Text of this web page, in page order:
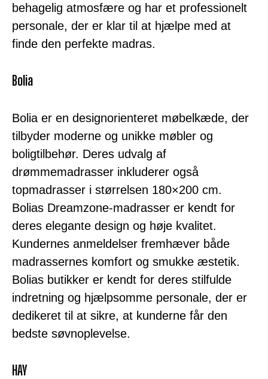
behagelig atmosfære og har et professionelt
personale, der er klar til at hjælpe med at
finde den perfekte madras.
Bolia
Bolia er en designorienteret møbelkæde, der
tilbyder moderne og unikke møbler og
boligtilbehør. Deres udvalg af
drømmemadrasser inkluderer også
topmadrasser i størrelsen 180×200 cm.
Bolias Dreamzone-madrasser er kendt for
deres elegante design og høje kvalitet.
Kundernes anmeldelser fremhæver både
madrassernes komfort og smukke æstetik.
Bolias butikker er kendt for deres stilfulde
indretning og hjælpsomme personale, der er
dedikeret til at sikre, at kunderne får den
bedste søvnoplevelse.
HAY